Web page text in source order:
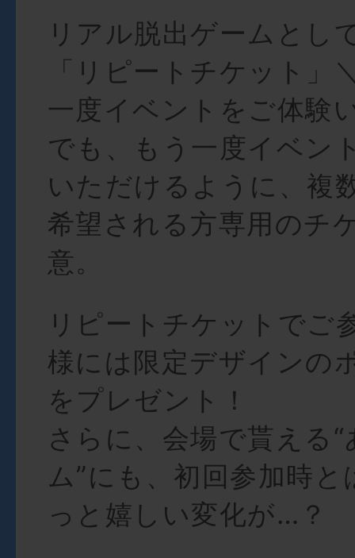
リアル脱出ゲームとし
「リピートチケット
一度イベントをご体験
でも、もう一度イベン
いただけるように、複
希望される方専用のチ
意。
リピートチケットでご
様には限定デザインの
をプレゼント！
さらに、会場で貰える
ム”にも、初回参加時
っと嬉しい変化が…？